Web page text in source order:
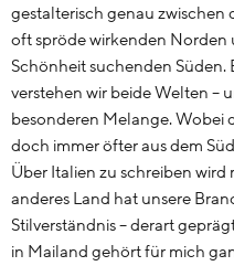
gestalterisch genau
oft spröde wirkenden
Schönheit suchenden Süden.
verstehen wir beide Welten –
besonderen Melange. Wobei
doch immer öfter aus dem
Über Italien zu schreiben
anderes Land hat unsere
Stilverständnis – derart
in Mailand gehört für mich